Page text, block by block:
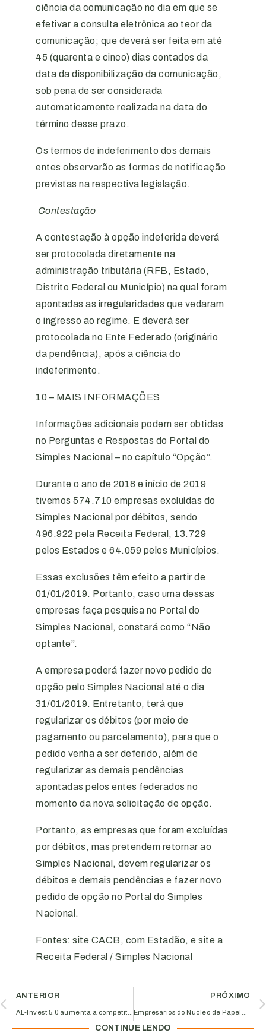
ciência da comunicação no dia em que se
efetivar a consulta eletrônica ao teor da
comunicação; que deverá ser feita em até
45 (quarenta e cinco) dias contados da
data da disponibilização da comunicação,
sob pena de ser considerada
automaticamente realizada na data do
término desse prazo.
Os termos de indeferimento dos demais
entes observarão as formas de notificação
previstas na respectiva legislação.
Contestação
A contestação à opção indeferida deverá
ser protocolada diretamente na
administração tributária (RFB, Estado,
Distrito Federal ou Município) na qual foram
apontadas as irregularidades que vedaram
o ingresso ao regime. E deverá ser
protocolada no Ente Federado (originário
da pendência), após a ciência do
indeferimento.
10 – MAIS INFORMAÇÕES
Informações adicionais podem ser obtidas
no Perguntas e Respostas do Portal do
Simples Nacional – no capítulo “Opção”.
Durante o ano de 2018 e início de 2019
tivemos 574.710 empresas excluídas do
Simples Nacional por débitos, sendo
496.922 pela Receita Federal, 13.729
pelos Estados e 64.059 pelos Municípios.
Essas exclusões têm efeito a partir de
01/01/2019. Portanto, caso uma dessas
empresas faça pesquisa no Portal do
Simples Nacional, constará como “Não
optante”.
A empresa poderá fazer novo pedido de
opção pelo Simples Nacional até o dia
31/01/2019. Entretanto, terá que
regularizar os débitos (por meio de
pagamento ou parcelamento), para que o
pedido venha a ser deferido, além de
regularizar as demais pendências
apontadas pelos entes federados no
momento da nova solicitação de opção.
Portanto, as empresas que foram excluídas
por débitos, mas pretendem retornar ao
Simples Nacional, devem regularizar os
débitos e demais pendências e fazer novo
pedido de opção no Portal do Simples
Nacional.
Fontes: site CACB, com Estadão, e site a
Receita Federal / Simples Nacional
ANTERIOR PRÓXIMO
CONTINUE LENDO